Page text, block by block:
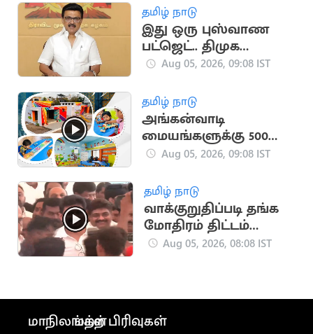
தமிழ் நாடு
இது ஒரு புஸ்வாண
பட்ஜெட்.. திமுக
தலைவர்
Aug 05, 2026, 09:08 IST
தமிழ் நாடு
அங்கன்வாடி
மையங்களுக்கு 500
புதிய கட்டிடங்கள்
Aug 05, 2026, 09:08 IST
தமிழ் நாடு
வாக்குறுதிப்படி தங்க
மோதிரம் திட்டம்
இல்லை - உதயநிதி
Aug 05, 2026, 08:08 IST
மாநிலங்கள்மற்ற பிரிவுகள்